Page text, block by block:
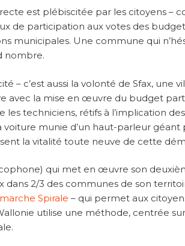
est plébiscitée par les citoyens –
de participation aux votes des
municipales. Une commune qui
nombre.
– c’est aussi la volonté de Sfax, une
avec la mise en œuvre du budget
les techniciens, rétifs à l’implication
voiture munie d’un haut-parleur
la vitalité toute neuve de cette
qui met en œuvre son
dans 2/3 des communes de son
Spirale – qui permet aux
utilise une méthode, centrée